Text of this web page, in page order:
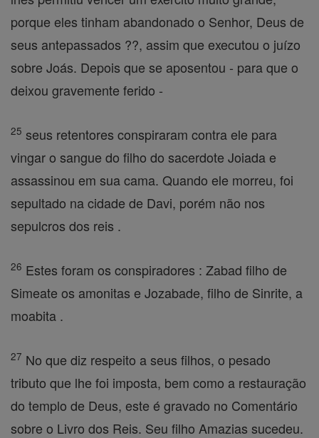
porque eles tinham abandonado o Senhor, Deus de
seus antepassados ??, assim que executou o juízo
sobre Joás. Depois que se aposentou - para que o
deixou gravemente ferido -
25 seus retentores conspiraram contra ele para
vingar o sangue do filho do sacerdote Joiada e
assassinou em sua cama. Quando ele morreu, foi
sepultado na cidade de Davi, porém não nos
sepulcros dos reis .
26 Estes foram os conspiradores : Zabad filho de
Simeate os amonitas e Jozabade, filho de Sinrite, a
moabita .
27 No que diz respeito a seus filhos, o pesado
tributo que lhe foi imposta, bem como a restauração
do templo de Deus, este é gravado no Comentário
sobre o Livro dos Reis. Seu filho Amazias sucedeu.